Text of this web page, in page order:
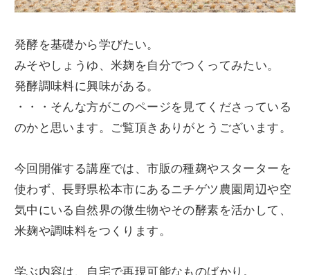
発酵を基礎から学びたい。
みそやしょうゆ、米麹を自分でつくってみたい。
発酵調味料に興味がある。
・・・そんな方がこのページを見てくださっている
のかと思います。ご覧頂きありがとうございます。
今回開催する講座では、市販の種麹やスターターを
使わず、長野県松本市にあるニチゲツ農園周辺や空
気中にいる自然界の微生物やその酵素を活かして、
米麹や調味料をつくります。
学ぶ内容は、自宅で再現可能なものばかり。